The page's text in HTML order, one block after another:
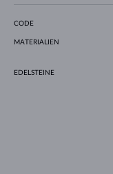
CODE
MATERIALIEN
EDELSTEINE